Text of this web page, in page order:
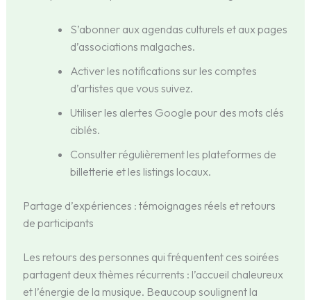
S’abonner aux agendas culturels et aux pages
d’associations malgaches.
Activer les notifications sur les comptes
d’artistes que vous suivez.
Utiliser les alertes Google pour des mots clés
ciblés.
Consulter régulièrement les plateformes de
billetterie et les listings locaux.
Partage d’expériences : témoignages réels et retours
de participants
Les retours des personnes qui fréquentent ces soirées
partagent deux thèmes récurrents : l’accueil chaleureux
et l’énergie de la musique. Beaucoup soulignent la